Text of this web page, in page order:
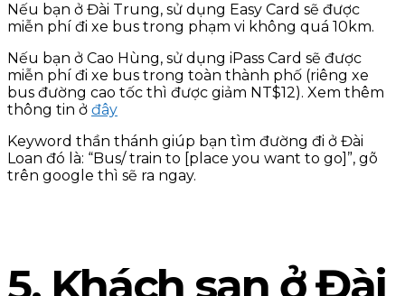
Nếu bạn ở Đài Trung, sử dụng Easy Card sẽ được
miễn phí đi xe bus trong phạm vi không quá 10km.
Nếu bạn ở Cao Hùng, sử dụng iPass Card sẽ được
miễn phí đi xe bus trong toàn thành phố (riêng xe
bus đường cao tốc thì được giảm NT$12). Xem thêm
thông tin ở đây
Keyword thần thánh giúp bạn tìm đường đi ở Đài
Loan đó là: “Bus/ train to [place you want to go]”, gõ
trên google thì sẽ ra ngay.
5. Khách sạn ở Đài